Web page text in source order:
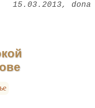
15.03.2013 dona